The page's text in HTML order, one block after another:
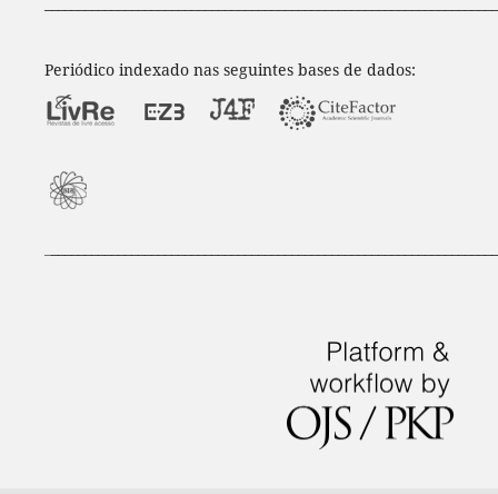
Periódico indexado nas seguintes bases de dados: